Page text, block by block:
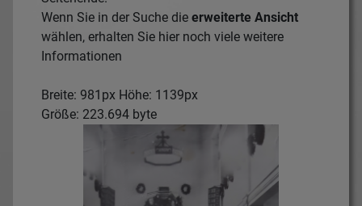
Wenn Sie in der Suche die erweiterte Ansicht
wählen, erhalten Sie hier noch viele weitere
Informationen
Breite: 981px Höhe: 1139px
Größe: 223.694 byte